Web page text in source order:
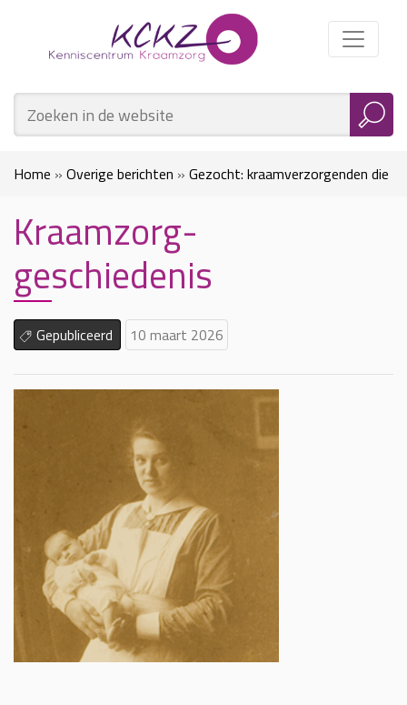
Home » Overige berichten » Gezocht: kraamverzorgenden die
voor 1974 werkzaam waren
Kraamzorg-
geschiedenis
Gepubliceerd 10 maart 2026